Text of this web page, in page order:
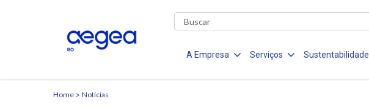
A Empresa Serviços Sustentabilidade
Home Notícias